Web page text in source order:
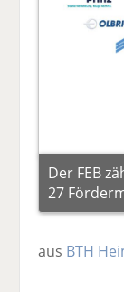
Der FEB
27
aus BTH